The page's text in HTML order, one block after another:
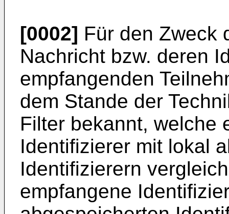
[0002] Für den Zweck
Nachricht bzw. deren
empfangenden
dem Stande der
Filter bekannt, welche
Identifizierer mit lokal
Identifizierern
empfangene